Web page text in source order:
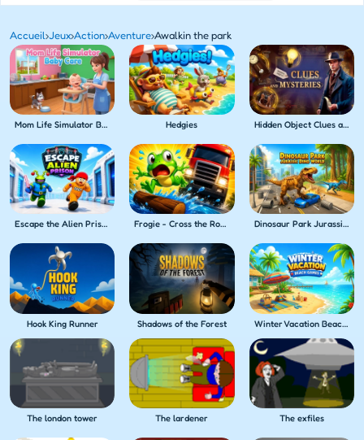
Accueil›Jeux›Action›Aventure›Awalkin the park
Mom Life Simulator Baby Care Hedgies Hidden Object Clues and Mysteries
Escape the Alien Prison Frogie - Cross the Roads Dinosaur Park Jurassic Dino World
Hook King Runner Shadows of the Forest Winter Vacation Beach Games
The london tower The lardener The exfiles